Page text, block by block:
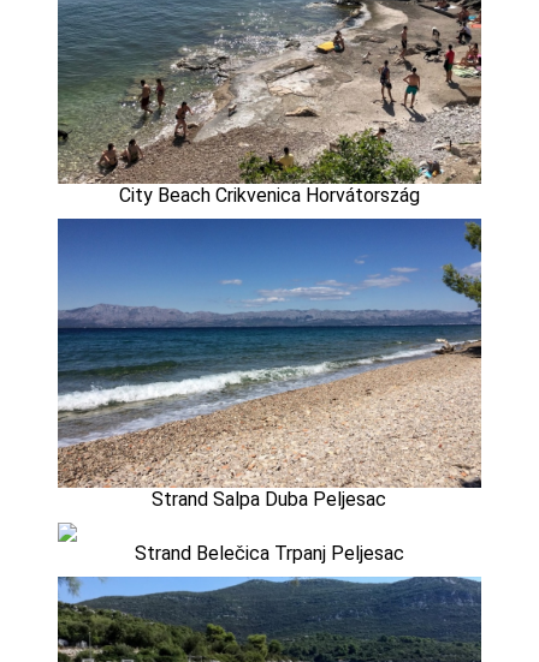
City Beach Crikvenica Horvátország
Strand Salpa Duba Peljesac
Strand Belečica Trpanj Peljesac